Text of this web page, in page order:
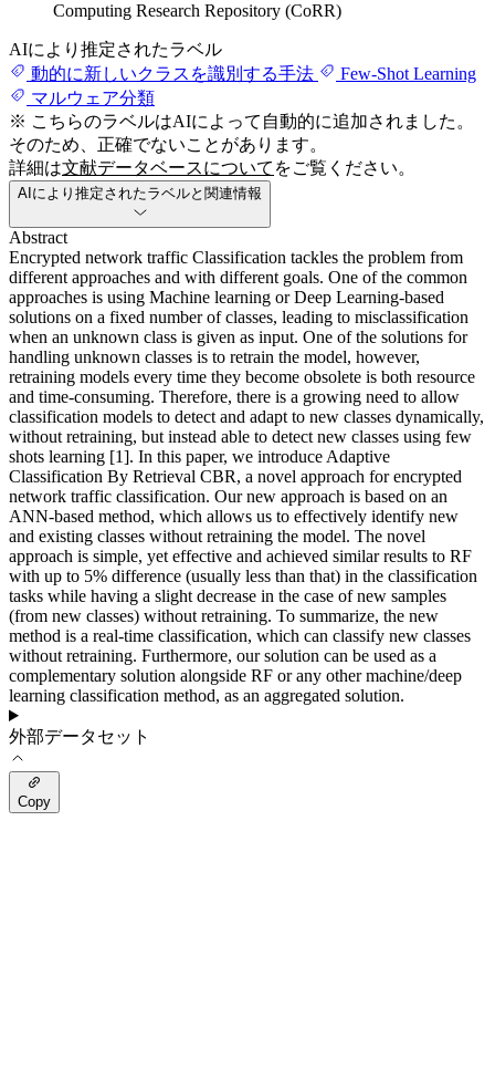
Computing Research Repository (CoRR)
AIにより推定されたラベル
動的に新しいクラスを識別する手法
Few-Shot Learning
マルウェア分類
※ こちらのラベルはAIによって自動的に追加されました。
そのため、正確でないことがあります。
詳細は文献データベースについて をご覧ください。
AIにより推定されたラベルと関連情報
Abstract
Encrypted network traffic Classification tackles the problem from
different approaches and with different goals. One of the common
approaches is using Machine learning or Deep Learning-based
solutions on a fixed number of classes, leading to misclassification
when an unknown class is given as input. One of the solutions for
handling unknown classes is to retrain the model, however,
retraining models every time they become obsolete is both resource
and time-consuming. Therefore, there is a growing need to allow
classification models to detect and adapt to new classes dynamically,
without retraining, but instead able to detect new classes using few
shots learning [1]. In this paper, we introduce Adaptive
Classification By Retrieval CBR, a novel approach for encrypted
network traffic classification. Our new approach is based on an
ANN-based method, which allows us to effectively identify new
and existing classes without retraining the model. The novel
approach is simple, yet effective and achieved similar results to RF
with up to 5% difference (usually less than that) in the classification
tasks while having a slight decrease in the case of new samples
(from new classes) without retraining. To summarize, the new
method is a real-time classification, which can classify new classes
without retraining. Furthermore, our solution can be used as a
complementary solution alongside RF or any other machine/deep
learning classification method, as an aggregated solution.
外部データセット
Copy